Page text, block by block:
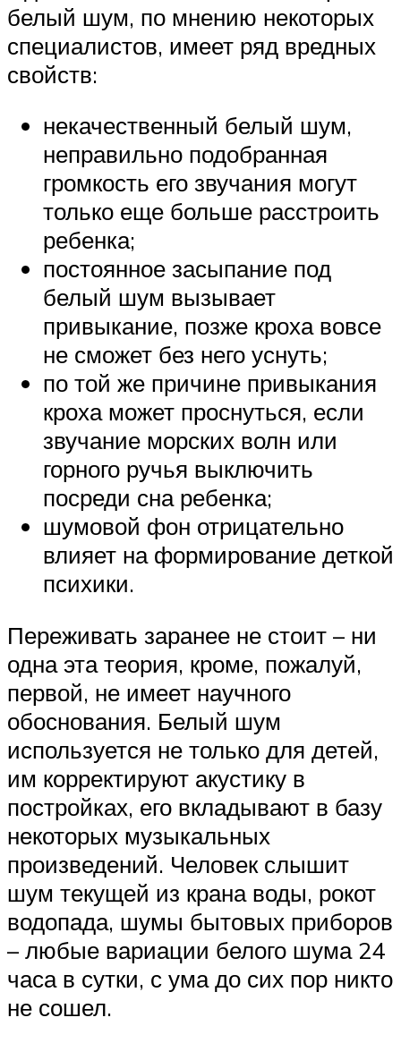
белый шум, по мнению некоторых
специалистов, имеет ряд вредных
свойств:
некачественный белый шум,
неправильно подобранная
громкость его звучания могут
только еще больше расстроить
ребенка;
постоянное засыпание под
белый шум вызывает
привыкание, позже кроха вовсе
не сможет без него уснуть;
по той же причине привыкания
кроха может проснуться, если
звучание морских волн или
горного ручья выключить
посреди сна ребенка;
шумовой фон отрицательно
влияет на формирование деткой
психики.
Переживать заранее не стоит – ни
одна эта теория, кроме, пожалуй,
первой, не имеет научного
обоснования. Белый шум
используется не только для детей,
им корректируют акустику в
постройках, его вкладывают в базу
некоторых музыкальных
произведений. Человек слышит
шум текущей из крана воды, рокот
водопада, шумы бытовых приборов
– любые вариации белого шума 24
часа в сутки, с ума до сих пор никто
не сошел.